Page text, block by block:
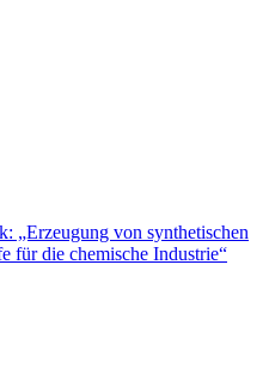
„Erzeugung von synthetischen
für die chemische Industrie“